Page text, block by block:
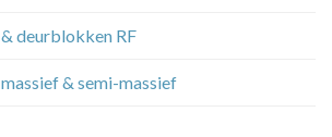
deurblokken RF
& semi-massief